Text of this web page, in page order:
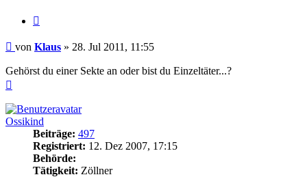
Beitrag
von Klaus » 28. Jul 2011, 11:55
Gehörst du einer Sekte an oder bist du Einzeltäter...?
Ossikind
Beiträge: 497
Registriert: 12. Dez 2007, 17:15
Behörde:
Tätigkeit: Zöllner